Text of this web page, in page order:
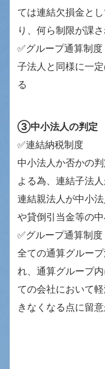
ては連結欠損金と
り、何ら制限が課
✅グループ通算制度
子法人と同様に一
る
③中小法人の判定
✅連結納税制度
中小法人か否かの
よる為、連結子法
連結親法人が中小
や貸倒引当金等の
✅グループ通算制度
全ての通算グルー
れ、通算グループ
ての会社において
きなくなる点に留